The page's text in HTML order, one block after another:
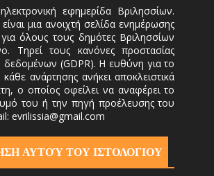
εφημερίδα Βριλησσίων.
μια ανοιχτή σελίδα ενημέρωσης
όλους τους δημότες Βριλησσίων
Τηρεί τους κανόνες προστασίας
(GDPR). Η ευθύνη για το
ανάρτησης ανήκει αποκλειστικά
ο οποίος οφείλει να αναφέρει το
του ή την πηγή προέλευσης του
evrilissia@gmail.com
ΑΥΤΟΎ ΤΟΥ ΙΣΤΟΛΟΓΙΟΥ